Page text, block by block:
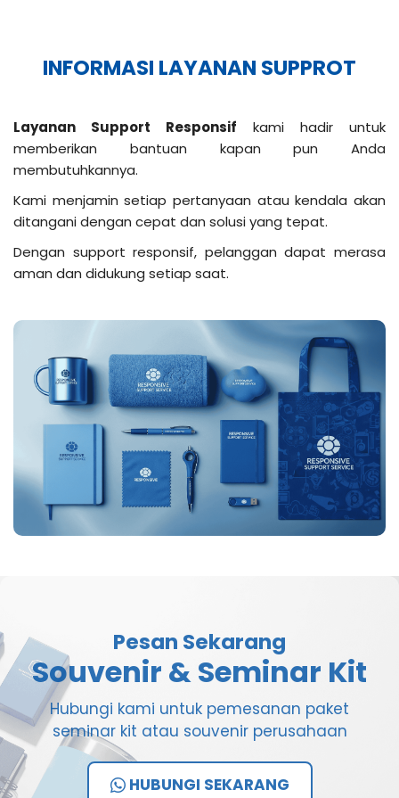
INFORMASI LAYANAN SUPPROT
Layanan Support Responsif kami hadir untuk
memberikan bantuan kapan pun Anda
membutuhkannya.
Kami menjamin setiap pertanyaan atau kendala akan
ditangani dengan cepat dan solusi yang tepat.
Dengan support responsif, pelanggan dapat merasa
aman dan didukung setiap saat.
Pesan Sekarang
Souvenir & Seminar Kit
Hubungi kami untuk pemesanan paket
seminar kit atau souvenir perusahaan
HUBUNGI SEKARANG